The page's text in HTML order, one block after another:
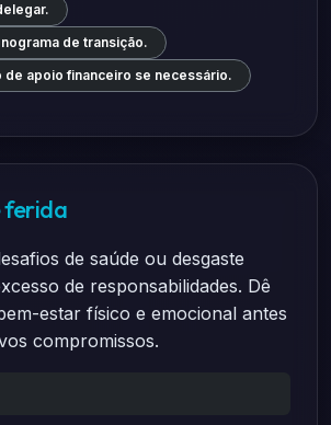
de transição.
de apoio financeiro se necessário.
de saúde ou desgaste
de responsabilidades. Dê
estar físico e emocional antes
compromissos.